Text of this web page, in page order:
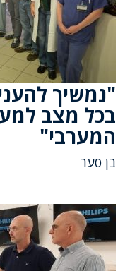
"נמשיך
בכל מצב
המערבי"
בן סער